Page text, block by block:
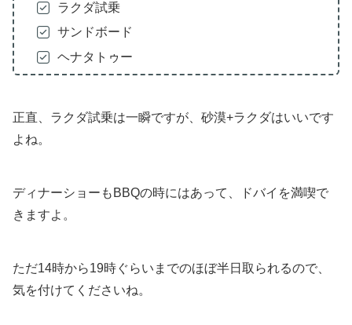
ラクダ試乗
サンドボード
ヘナタトゥー
正直、ラクダ試乗は一瞬ですが、砂漠+ラクダはいいです
よね。
ディナーショーもBBQの時にはあって、ドバイを満喫で
きますよ。
ただ14時から19時ぐらいまでのほぼ半日取られるので、
気を付けてくださいね。